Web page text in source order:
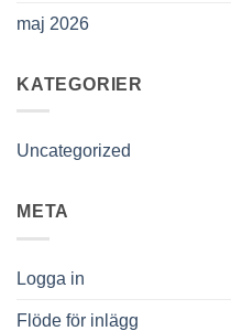
maj 2026
KATEGORIER
Uncategorized
META
Logga in
Flöde för inlägg